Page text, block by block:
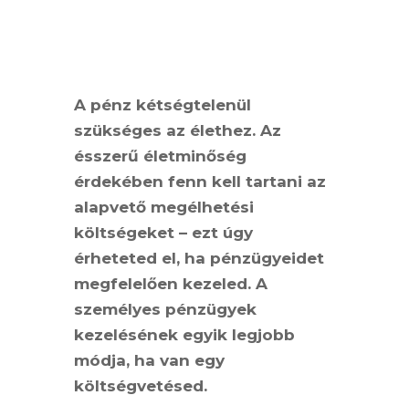
A pénz kétségtelenül
szükséges az élethez. Az
ésszerű életminőség
érdekében fenn kell tartani az
alapvető megélhetési
költségeket – ezt úgy
érheteted el, ha pénzügyeidet
megfelelően kezeled. A
személyes pénzügyek
kezelésének egyik legjobb
módja, ha van egy
költségvetésed.